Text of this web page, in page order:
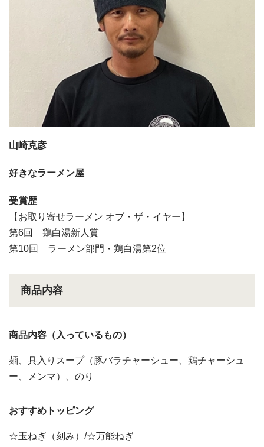
山崎克彦
好きなラーメン屋
受賞歴
【お取り寄せラーメン オブ・ザ・イヤー】
第6回 鶏白湯新人賞
第10回 ラーメン部門・鶏白湯第2位
商品内容
商品内容（入っているもの）
麺、具入りスープ（豚バラチャーシュー、鶏チャーシュ
ー、メンマ）、のり
おすすめトッピング
☆玉ねぎ（刻み）/☆万能ねぎ